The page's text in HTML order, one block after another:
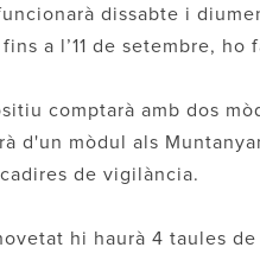
dissabte i
a l’11 de setembre,
comptarà amb dos
d'un mòdul als
de vigilància.
hi haurà 4 taules